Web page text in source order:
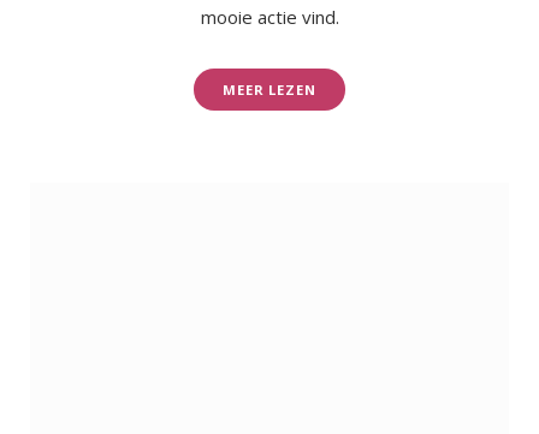
mooie actie vind.
MEER LEZEN